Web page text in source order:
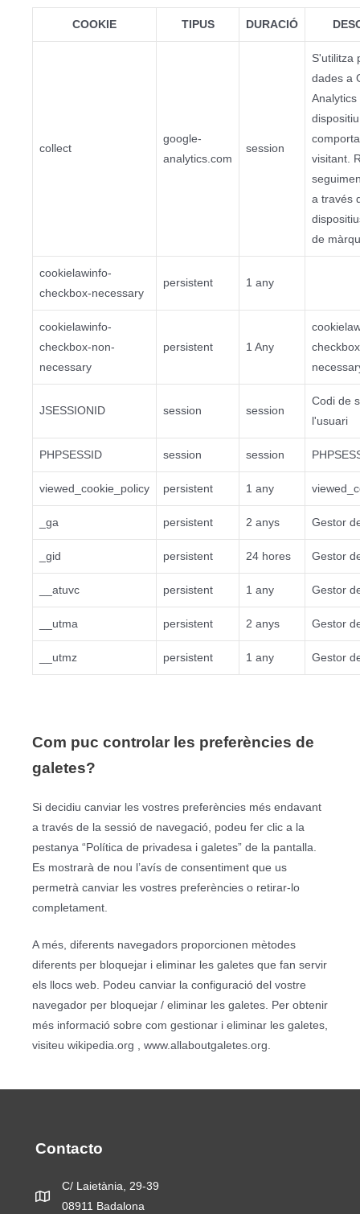
COOKIE TIPUS DURACIÓ
collect
google-
analytics.com
session
S'utilitza
dades a
visitant.
a través
de
cookielawinfo-
checkbox-necessary
persistent 1 any
cookielawinfo-
checkbox-non-
necessary
persistent 1 Any
JSESSIONID session session
Codi de
l'usuari
PHPSESSID session session
viewed_cookie_policy persistent 1 any
_ga persistent 2 anys Gestor
_gid persistent 24 hores Gestor
__atuvc persistent 1 any Gestor
__utma persistent 2 anys Gestor
__utmz persistent 1 any Gestor
Com puc controlar les preferències de
galetes?
Si decidiu canviar les vostres preferències més endavant
a través de la sessió de navegació, podeu fer clic a la
pestanya “Política de privadesa i galetes” de la pantalla.
Es mostrarà de nou l’avís de consentiment que us
permetrà canviar les vostres preferències o retirar-lo
completament.
A més, diferents navegadors proporcionen mètodes
diferents per bloquejar i eliminar les galetes que fan servir
els llocs web. Podeu canviar la configuració del vostre
navegador per bloquejar / eliminar les galetes. Per obtenir
més informació sobre com gestionar i eliminar les galetes,
visiteu wikipedia.org , www.allaboutgaletes.org.
Contacto
C/ Laietània, 29-39
08911 Badalona